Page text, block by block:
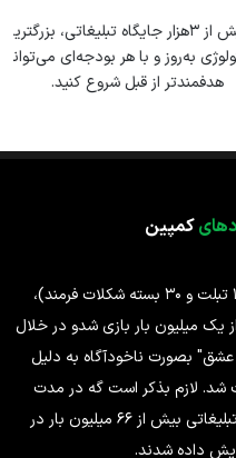
از 3هزار جایگاه تبلیغاتی، بزرگترین اینونتوری ایران
می‌توانید تبلیغات خود را
شروع کنید.
کمپین
با وجود جوایز نسبتا کوچک کمپین(10 تبلت و 30 بسته شکلات فرمند)،
یک میلیون بار بازی شدو در خلال
بصورت ناخودآگاه به دلیل
شد. لازم بذکر است گه در مدت
کمپین، بنرها، ویدیوها و بنرهای بومی تبلیغاتی بیش از 66 میلیون بار در
داده شدند.